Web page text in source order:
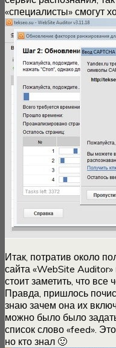
«специалисты» смогут
Итак, потратив около
сайта «WebSite
стоит заметить, что все
Правда, пришлось
знаю зачем она их
можно было было
список слово «feed».
но кто знал 🙂